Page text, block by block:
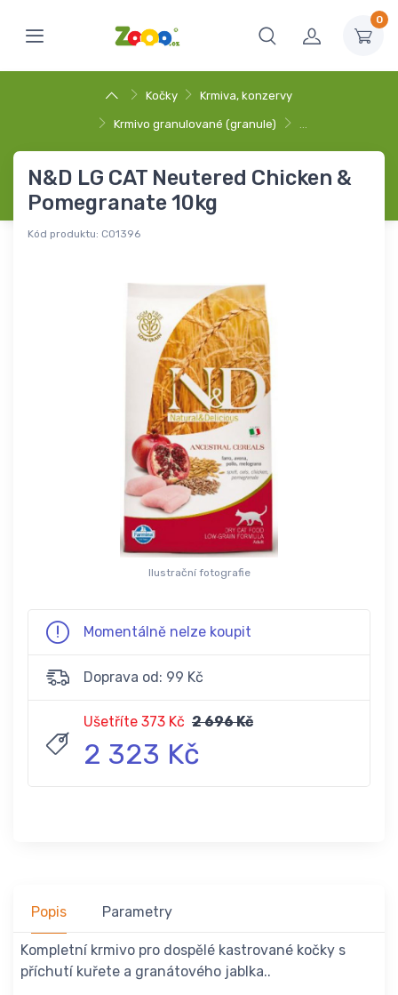
0
Kočky Krmiva, konzervy
Krmivo granulované (granule) …
N&D LG CAT Neutered Chicken &
Pomegranate 10kg
Kód produktu: C01396
Ilustrační fotografie
Momentálně nelze koupit
Doprava od: 99 Kč
Ušetříte 373 Kč 2 696 Kč
2 323 Kč
Popis Parametry
Kompletní krmivo pro dospělé kastrované kočky s
příchutí kuřete a granátového jablka..